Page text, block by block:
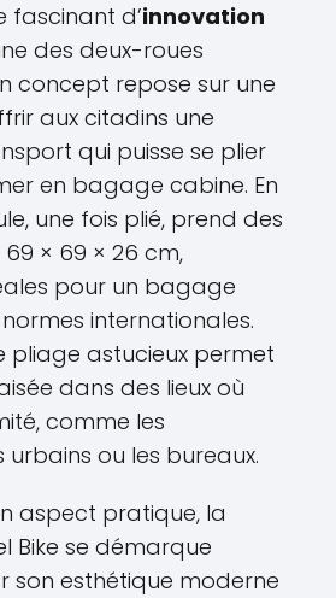
fascinant d’innovation
des deux-roues
concept repose sur une
aux citadins une
qui puisse se plier
en bagage cabine. En
une fois plié, prend des
× 69 × 26 cm,
pour un bagage
internationales.
pliage astucieux permet
dans des lieux où
comme les
ou les bureaux.
aspect pratique, la
Bike se démarque
son esthétique moderne